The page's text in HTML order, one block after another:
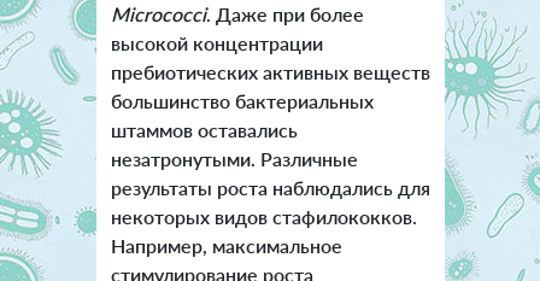
Micrococci. Даже при более
высокой концентрации
пребиотических активных веществ
большинство бактериальных
штаммов оставались
незатронутыми. Различные
результаты роста наблюдались для
некоторых видов стафилококков.
Например, максимальное
стимулирование роста